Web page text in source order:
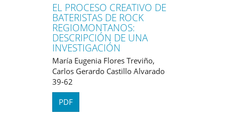
EL PROCESO CREATIVO DE
BATERISTAS DE ROCK
REGIOMONTANOS:
DESCRIPCIÓN DE UNA
INVESTIGACIÓN
María Eugenia Flores Treviño,
Carlos Gerardo Castillo Alvarado
39-62
PDF